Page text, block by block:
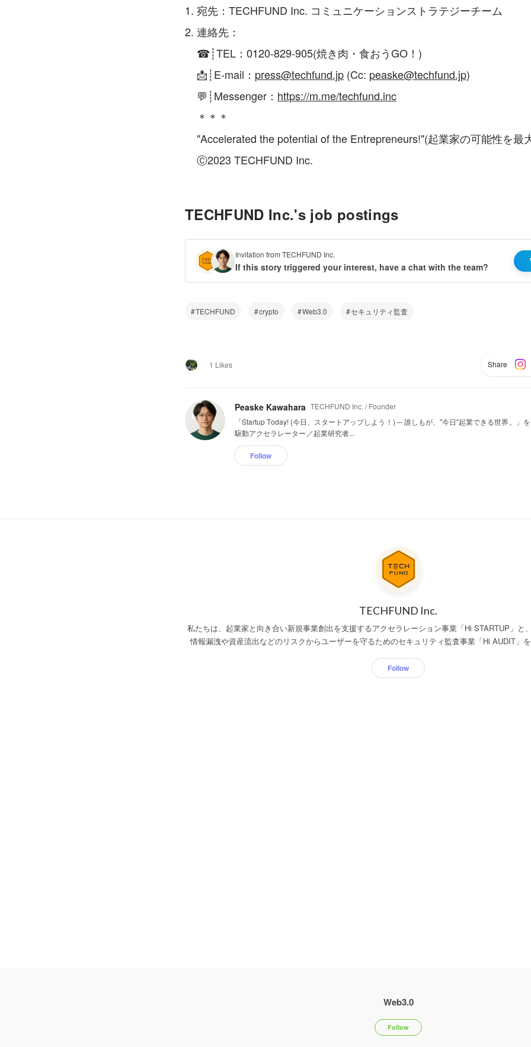
宛先：TECHFUND Inc. コミュニケーションストラテジーチーム
連絡先：
☎┊TEL：0120-829-905(焼き肉・食おうGO！)
📩┊E-mail： press@techfund.jp (Cc: peaske@techfund.jp)
💬┊Messenger： https://m.me/techfund.inc
＊＊＊
"Accelerated the potential of the Entrepreneurs!"(起業家の可能性を最
Ⓒ2023 TECHFUND Inc.
TECHFUND Inc.'s job postings
Invitation from TECHFUND Inc.
If this story triggered your interest, have a chat with the team?
TECHFUND crypto Web3.0 セキュリティ監査
1 Likes Share
Peaske Kawahara TECHFUND Inc. / Founder
「Startup Today! (今日、スタートアップしよう！) ─ 誰しもが、"今日"起業できる世界。」
駆動アクセラレーター／起業研究者...
Follow
TECHFUND Inc.
私たちは、起業家と向き合い新規事業創出を支援するアクセラレーション事業「Hi STARTUP」と
情報漏洩や資産流出などのリスクからユーザーを守るためのセキュリティ監査事業「Hi AUDIT」を展
車、Softbank、三井住友銀行といった大手企業約100社の新規事業創出に貢献しました。 そのよう
企業の社内起業家から提案されたアイデアに対し、仮説検証やビジネスモデルの創出を行い、ユー
Follow
Web3.0
Follow